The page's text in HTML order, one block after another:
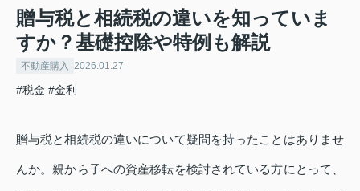
贈与税と相続税の違いを知っていま
すか？基礎控除や特例も解説
不動産購入 2026.01.27
#税金 #金利
贈与税と相続税の違いについて疑問を持ったことはありませ
んか。親から子への資産移転を検討されている方にとって、